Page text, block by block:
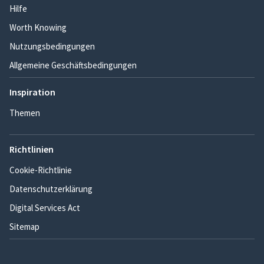
Hilfe
Worth Knowing
Nutzungsbedingungen
Allgemeine Geschäftsbedingungen
Inspiration
Themen
Richtlinien
Cookie-Richtlinie
Datenschutzerklärung
Digital Services Act
Sitemap